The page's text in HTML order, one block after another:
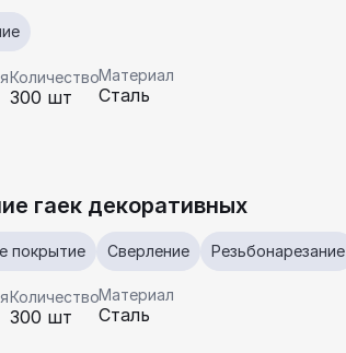
Количество
300 шт
Материал
Сталь
гаек декоративных
покрытие Сверление Резьбонарезание
Количество
300 шт
Материал
Сталь